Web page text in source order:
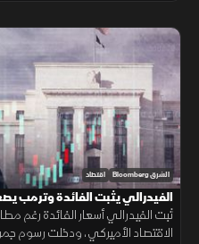
الشرق Bloomberg اقتصاد
الفيدرالي يثبت الفائدة وترمب
ثبت الفيدرالي أسعار الفائدة رغم
الاقتصاد الأميركي، ودخلت رسوم